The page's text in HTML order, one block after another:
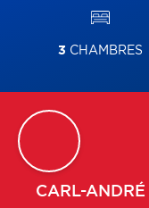
3 CHAMBRES
CARL-ANDRÉ